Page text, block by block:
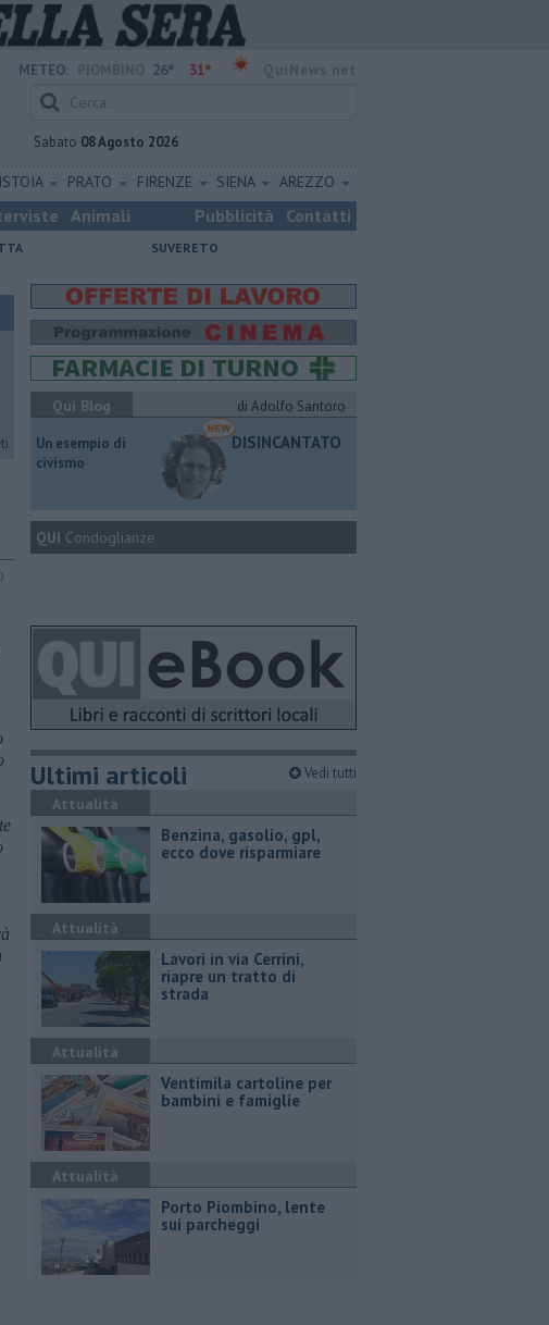
METEO: 26° 31°
Sabato 08 Agosto 2026
PRATO FIRENZE SIENA AREZZO
Animali Pubblicità Contatti
SUVERETO
à
Qui Blog
di Adolfo Santoro
​Un esempio di
civismo
DISINCANTATO
QUI Condoglianze
Ultimi articoli Vedi tutti
Attualità
​Benzina, gasolio, gpl,
ecco dove risparmiare
Attualità
Lavori in via Cerrini,
riapre un tratto di
strada
Attualità
Ventimila cartoline per
bambini e famiglie
Attualità
Porto Piombino, lente
sui parcheggi